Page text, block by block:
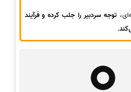
توجه سردبیر را جلب کرده و فرآیند
.